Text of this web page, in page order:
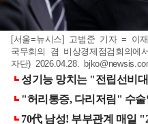
[서울=뉴시스] 고범준 기자 = 이
국무회의 겸 비상경제점검회의에
자단) 2026.04.28.